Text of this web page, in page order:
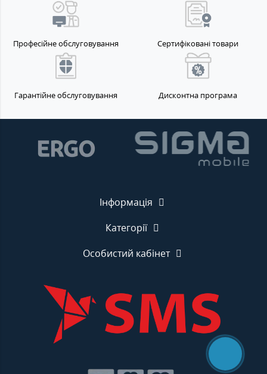
Професійне обслуговування Сертифіковані товари
Гарантійне обслуговування Дисконтна програма
Інформація
Категорії
Особистий кабінет